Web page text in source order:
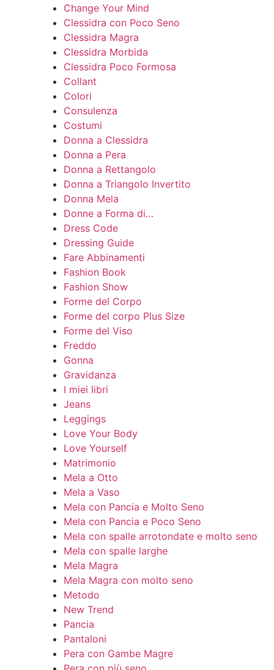
Change Your Mind
Clessidra con Poco Seno
Clessidra Magra
Clessidra Morbida
Clessidra Poco Formosa
Collant
Colori
Consulenza
Costumi
Donna a Clessidra
Donna a Pera
Donna a Rettangolo
Donna a Triangolo Invertito
Donna Mela
Donne a Forma di…
Dress Code
Dressing Guide
Fare Abbinamenti
Fashion Book
Fashion Show
Forme del Corpo
Forme del corpo Plus Size
Forme del Viso
Freddo
Gonna
Gravidanza
I miei libri
Jeans
Leggings
Love Your Body
Love Yourself
Matrimonio
Mela a Otto
Mela a Vaso
Mela con Pancia e Molto Seno
Mela con Pancia e Poco Seno
Mela con spalle arrotondate e molto seno
Mela con spalle larghe
Mela Magra
Mela Magra con molto seno
Metodo
New Trend
Pancia
Pantaloni
Pera con Gambe Magre